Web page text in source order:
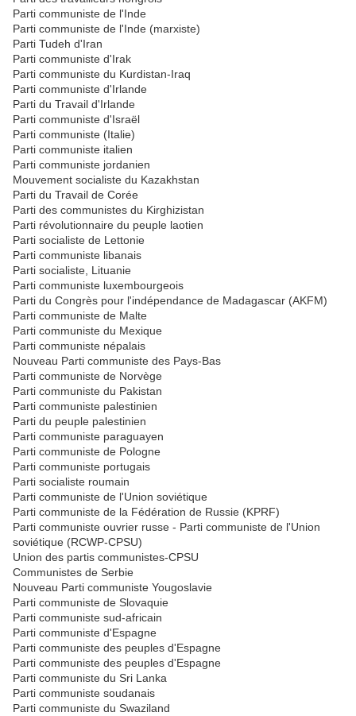
Parti communiste de l'Inde
Parti communiste de l'Inde (marxiste)
Parti Tudeh d'Iran
Parti communiste d'Irak
Parti communiste du Kurdistan-Iraq
Parti communiste d'Irlande
Parti du Travail d'Irlande
Parti communiste d'Israël
Parti communiste (Italie)
Parti communiste italien
Parti communiste jordanien
Mouvement socialiste du Kazakhstan
Parti du Travail de Corée
Parti des communistes du Kirghizistan
Parti révolutionnaire du peuple laotien
Parti socialiste de Lettonie
Parti communiste libanais
Parti socialiste, Lituanie
Parti communiste luxembourgeois
Parti du Congrès pour l'indépendance de Madagascar (AKFM)
Parti communiste de Malte
Parti communiste du Mexique
Parti communiste népalais
Nouveau Parti communiste des Pays-Bas
Parti communiste de Norvège
Parti communiste du Pakistan
Parti communiste palestinien
Parti du peuple palestinien
Parti communiste paraguayen
Parti communiste de Pologne
Parti communiste portugais
Parti socialiste roumain
Parti communiste de l'Union soviétique
Parti communiste de la Fédération de Russie (KPRF)
Parti communiste ouvrier russe - Parti communiste de l'Union
soviétique (RCWP-CPSU)
Union des partis communistes-CPSU
Communistes de Serbie
Nouveau Parti communiste Yougoslavie
Parti communiste de Slovaquie
Parti communiste sud-africain
Parti communiste d'Espagne
Parti communiste des peuples d'Espagne
Parti communiste des peuples d'Espagne
Parti communiste du Sri Lanka
Parti communiste soudanais
Parti communiste du Swaziland